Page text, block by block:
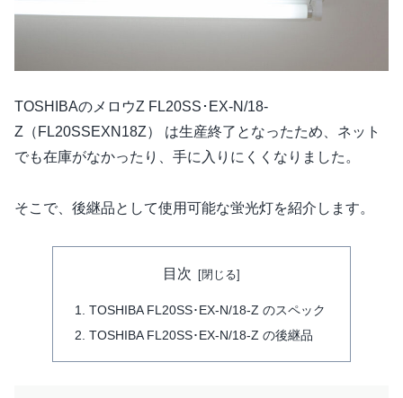
TOSHIBAのメロウZ FL20SS･EX-N/18-
Z（FL20SSEXN18Z） は生産終了となったため、ネット
でも在庫がなかったり、手に入りにくくなりました。
そこで、後継品として使用可能な蛍光灯を紹介します。
目次
TOSHIBA FL20SS･EX-N/18-Z のスペック
TOSHIBA FL20SS･EX-N/18-Z の後継品